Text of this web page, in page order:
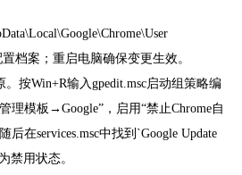
档案；重启电脑确保变更生效。
按Win+R输入gpedit.msc启动组策略编
理模板→Google”，启用“禁止Chrome自
在services.msc中找到`Google Update
禁用状态。